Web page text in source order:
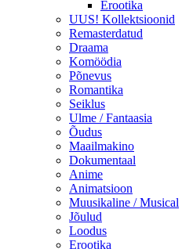
Erootika
UUS! Kollektsioonid
Remasterdatud
Draama
Komöödia
Põnevus
Romantika
Seiklus
Ulme / Fantaasia
Õudus
Maailmakino
Dokumentaal
Anime
Animatsioon
Muusikaline / Musical
Jõulud
Loodus
Erootika